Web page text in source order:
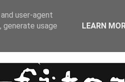
user-agent
usage
LEARN